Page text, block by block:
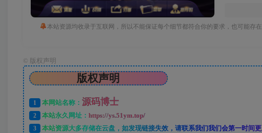
本站资源均收录于互联网，所以不能保证每个细节都符合你的要求，也可能存
版权声明
版权声明
1 本网站名称： 源码博士
2 本站永久网址： https://ys.51ym.top/
3
本站资源大多存储在云盘，如发现链接失效，请联系我们我们会第一时间更